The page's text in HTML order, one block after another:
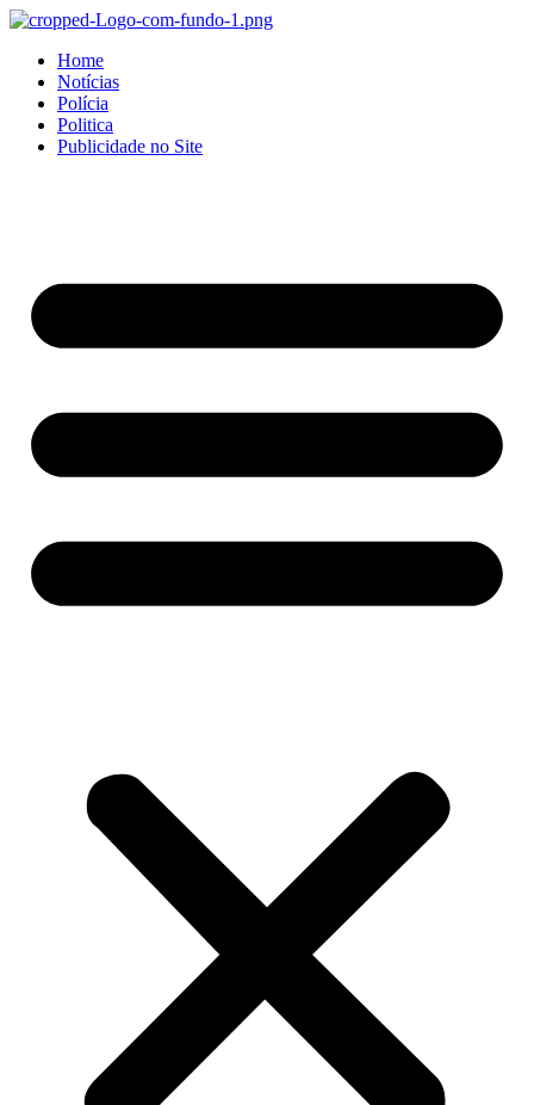
Home
Notícias
Polícia
Politica
Publicidade no Site